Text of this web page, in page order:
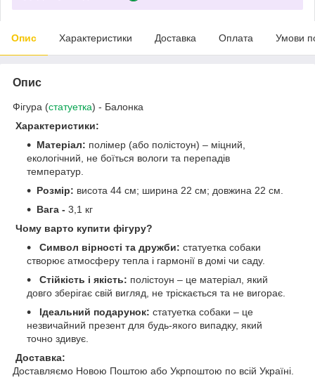
Опис Характеристики Доставка Оплата Умови
Опис
Фігура (статуетка) - Балонка
Характеристики:
Матеріал: полімер (або полістоун) – міцний,
екологічний, не боїться вологи та перепадів
температур.
Розмір: висота 44 см; ширина 22 см; довжина 22 см.
Вага - 3,1 кг
Чому варто купити фігуру?
Символ вірності та дружби: статуетка собаки
створює атмосферу тепла і гармонії в домі чи саду.
Стійкість і якість: полістоун – це матеріал, який
довго зберігає свій вигляд, не тріскається та не вигорає.
Ідеальний подарунок: статуетка собаки – це
незвичайний презент для будь-якого випадку, який
точно здивує.
Доставка:
Доставляємо Новою Поштою або Укрпоштою по всій Україні.